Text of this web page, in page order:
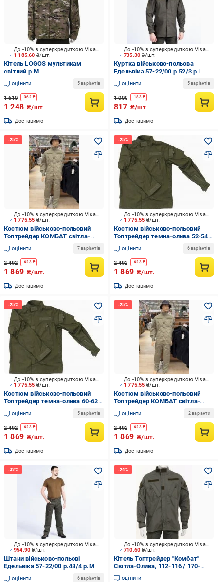
1 185.60 ₴/шт.
До -10% з суперкредиткою Visa Вигода
Кітель LOGOS мультикам
світлий р.M
оцінити 5 варіантів
1 610 -362₴
1 248 ₴/шт.
Доставимо
735.30₴/шт.
До -10% з суперкредиткою Visa Вигода
Куртка військово-польова
Едельвіка 57-22/00 р.52/3 р.L
оцінити 5 варіантів
1 000 -183₴
817 ₴/шт.
Доставимо
1 775.55 ₴/шт.
До -10% з суперкредиткою Visa Вигода
Костюм військово-польовий
Топтрейдер КОМБАТ світла-
олива 120-124 / 182-188 см
р.XXLоцінити 7 варіантів
2 492 -623₴
1 869 ₴/шт.
Доставимо
1 775.55 ₴/шт.
До -10% з суперкредиткою Visa Вигода
Костюм військово-польовий
Топтрейдер темна-олива 52-54р
/ 182-188 см (Вузький Воріт)
р.XLоцінити 6 варіантів
2 492 -623₴
1 869 ₴/шт.
Доставимо
1 775.55 ₴/шт.
До -10% з суперкредиткою Visa Вигода
Костюм військово-польовий
Топтрейдер темна-олива 60-62р
/ 170-176 см (Вузький Воріт)
р.XXXL
оцінити 5 варіантів
2 492 -623₴
1 869 ₴/шт.
Доставимо
1 775.55 ₴/шт.
До -10% з суперкредиткою Visa Вигода
Костюм військово-польовий
Топтрейдер КОМБАТ світла-
олива 112-116 / 194-200 см р.XL
оцінити 2 варіанти
2 492 -623₴
1 869 ₴/шт.
Доставимо
954.90₴/шт.
До -10% з суперкредиткою Visa Вигода
Штани військово-польові
Едельвіка 57-22/00 р.48/4 р.M
оцінити 6 варіантів
710.60₴/шт.
До -10% з суперкредиткою Visa Вигода
Кітель Топтрейдер "Комбат"
Світла-Олива, 112-116 / 170-
176cм р.XL
оцінити